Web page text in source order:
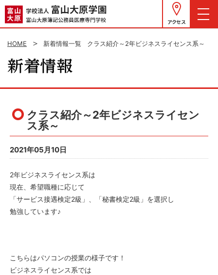
アクセス
HOME 新着情報一覧 クラス紹介～2年ビジネスライセンス系～
クラス紹介～2年ビジネスライセン
ス系～
2021年05月10日
2年ビジネスライセンス系は
現在、希望職種に応じて
「サービス接遇検定2級」、「秘書検定2級」を選択し
勉強しています♪
こちらはパソコンの授業の様子です！
ビジネスライセンス系では